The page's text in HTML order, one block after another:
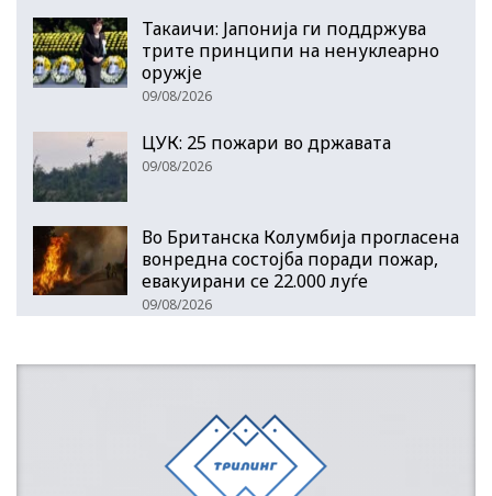
Такаичи: Јапонија ги поддржува
трите принципи на ненуклеарно
оружје
09/08/2026
ЦУК: 25 пожари во државата
09/08/2026
Во Британска Колумбија прогласена
вонредна состојба поради пожар,
евакуирани се 22.000 луѓе
09/08/2026